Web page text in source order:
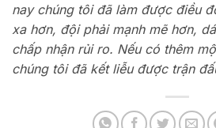
nay chúng tôi đã làm được điều
xa hơn, đội phải mạnh mẽ hơn,
chấp nhận rủi ro. Nếu có thêm
chúng tôi đã kết liễu được trận